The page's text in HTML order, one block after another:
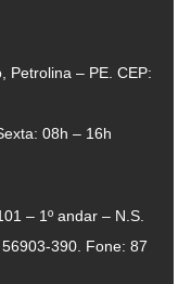
Petrolina – PE. CEP:
08h – 16h
– 1º andar – N.S.
390. Fone: 87